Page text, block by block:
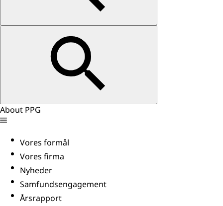
About PPG
Vores formål
Vores firma
Nyheder
Samfundsengagement
Årsrapport